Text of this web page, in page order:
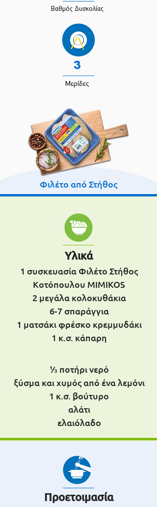
Βαθμός Δυσκολίας
3
Μερίδες
Φιλέτο από Στήθος
Υλικά
1 συσκευασία Φιλέτο Στήθος
Κοτόπουλου MIMIKOS
2 μεγάλα κολοκυθάκια
6-7 σπαράγγια
1 ματσάκι φρέσκο κρεμμυδάκι
1 κ.σ. κάπαρη
1⁄3 ποτήρι νερό
ξύσμα και χυμός από ένα λεμόνι
1 κ.σ. βούτυρο
αλάτι
ελαιόλαδο
Προετοιμασία